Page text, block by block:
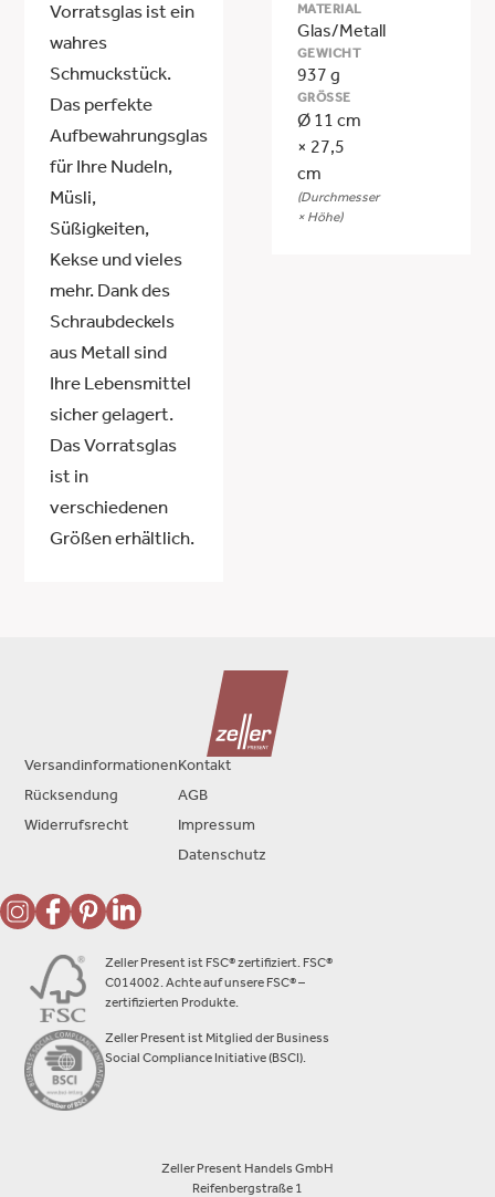
Vorratsglas ist ein
wahres
Schmuckstück.
Das perfekte
Aufbewahrungsglas
für Ihre Nudeln,
Müsli,
Süßigkeiten,
Kekse und vieles
mehr. Dank des
Schraubdeckels
aus Metall sind
Ihre Lebensmittel
sicher gelagert.
Das Vorratsglas
ist in
verschiedenen
Größen erhältlich.
MATERIAL
Glas/Metall
GEWICHT
937 g
GRÖSSE
Ø 11 cm
× 27,5
cm
(Durchmesser
× Höhe)
Zeller Present ist FSC® zertifiziert. FSC®
C014002. Achte auf unsere FSC® –
zertifizierten Produkte.
Zeller Present ist Mitglied der Business
Social Compliance Initiative (BSCI).
Zeller Present Handels GmbH
Reifenbergstraße 1
Versandinformationen
Rücksendung
Widerrufsrecht
Kontakt
AGB
Impressum
Datenschutz